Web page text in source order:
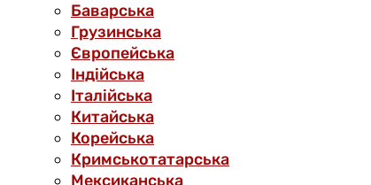
Баварська
Грузинська
Європейська
Індійська
Італійська
Китайська
Корейська
Кримськотатарська
Мексиканська